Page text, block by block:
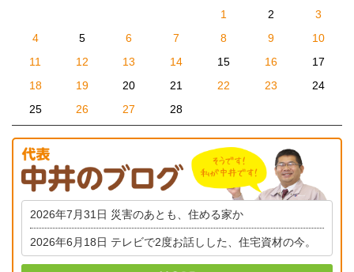
1 2
3
4
5 6 7 8 9
10
11
12 13 14 15 16
17
18
19 20 21 22 23
24
25
26 27 28
2026年7月31日 災害のあとも、住める家か
2026年6月18日 テレビで2度お話しした、住宅資材の今。